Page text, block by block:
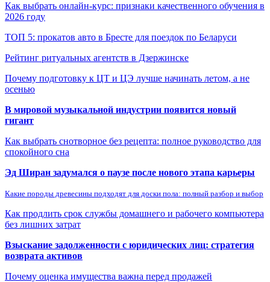
Как выбрать онлайн-курс: признаки качественного обучения в
2026 году
ТОП 5: прокатов авто в Бресте для поездок по Беларуси
Рейтинг ритуальных агентств в Дзержинске
Почему подготовку к ЦТ и ЦЭ лучше начинать летом, а не
осенью
В мировой музыкальной индустрии появится новый
гигант
Как выбрать снотворное без рецепта: полное руководство для
спокойного сна
Эд Ширан задумался о паузе после нового этапа карьеры
Какие породы древесины подходят для доски пола: полный разбор и выбор
Как продлить срок службы домашнего и рабочего компьютера
без лишних затрат
Взыскание задолженности с юридических лиц: стратегия
возврата активов
Почему оценка имущества важна перед продажей